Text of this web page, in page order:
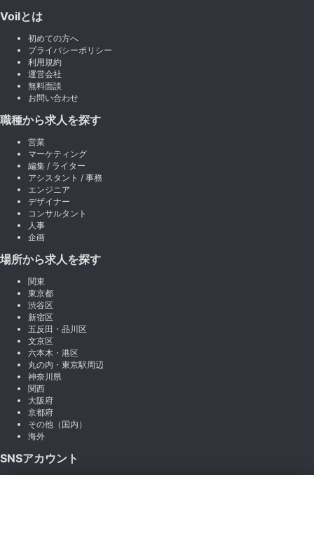
Voilとは
初めての方へ
プライバシーポリシー
利用規約
運営会社
無料面談
お問い合わせ
職種から求人を探す
営業
マーケティング
編集 / ライター
アシスタント / 事務
エンジニア
デザイナー
コンサルタント
人事
企画
場所から求人を探す
関東
東京都
渋谷区
新宿区
五反田・品川区
文京区
六本木・港区
丸の内・東京駅周辺
神奈川県
関西
大阪府
京都府
その他（国内）
海外
SNSアカウント